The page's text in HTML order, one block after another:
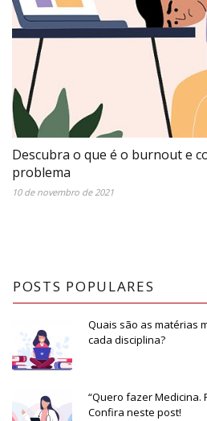
Descubra o que é o burnout e
problema
10 de novembro de 2021
POSTS POPULARES
Quais são as matérias
cada disciplina?
“Quero fazer Medicina.
Confira neste post!